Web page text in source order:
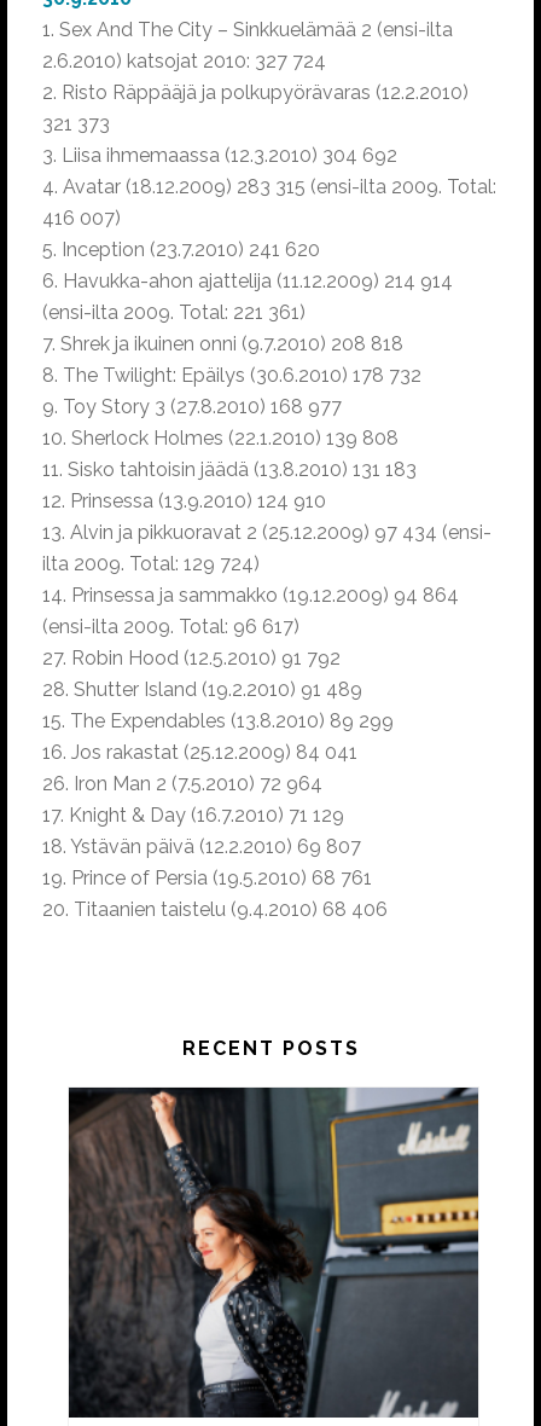
1. Sex And The City – Sinkkuelämää 2 (ensi-ilta
2.6.2010) katsojat 2010: 327 724
2. Risto Räppääjä ja polkupyörävaras (12.2.2010)
321 373
3. Liisa ihmemaassa (12.3.2010) 304 692
4. Avatar (18.12.2009) 283 315 (ensi-ilta 2009. Total:
416 007)
5. Inception (23.7.2010) 241 620
6. Havukka-ahon ajattelija (11.12.2009) 214 914
(ensi-ilta 2009. Total: 221 361)
7. Shrek ja ikuinen onni (9.7.2010) 208 818
8. The Twilight: Epäilys (30.6.2010) 178 732
9. Toy Story 3 (27.8.2010) 168 977
10. Sherlock Holmes (22.1.2010) 139 808
11. Sisko tahtoisin jäädä (13.8.2010) 131 183
12. Prinsessa (13.9.2010) 124 910
13. Alvin ja pikkuoravat 2 (25.12.2009) 97 434 (ensi-
ilta 2009. Total: 129 724)
14. Prinsessa ja sammakko (19.12.2009) 94 864
(ensi-ilta 2009. Total: 96 617)
27. Robin Hood (12.5.2010) 91 792
28. Shutter Island (19.2.2010) 91 489
15. The Expendables (13.8.2010) 89 299
16. Jos rakastat (25.12.2009) 84 041
26. Iron Man 2 (7.5.2010) 72 964
17. Knight & Day (16.7.2010) 71 129
18. Ystävän päivä (12.2.2010) 69 807
19. Prince of Persia (19.5.2010) 68 761
20. Titaanien taistelu (9.4.2010) 68 406
RECENT POSTS